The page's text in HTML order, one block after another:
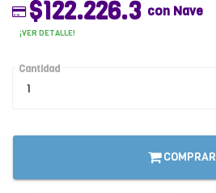
$122.226.3 con Nave
¡VER DETALLE!
Cantidad
COMPRAR